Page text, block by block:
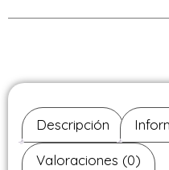
Descripción
Valoraciones (0)